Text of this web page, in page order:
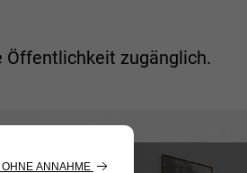
Öffentlichkeit zugänglich.